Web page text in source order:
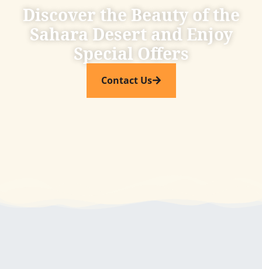
Discover the Beauty of the
Sahara Desert and Enjoy
Special Offers​
Contact Us